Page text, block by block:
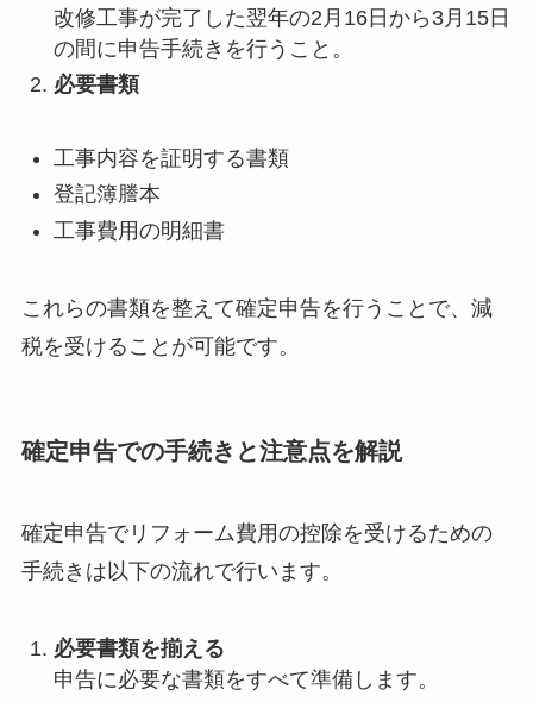
改修工事が完了した翌年の2月16日から3月15日
の間に申告手続きを行うこと。
必要書類
工事内容を証明する書類
登記簿謄本
工事費用の明細書
これらの書類を整えて確定申告を行うことで、減
税を受けることが可能です。
確定申告での手続きと注意点を解説
確定申告でリフォーム費用の控除を受けるための
手続きは以下の流れで行います。
必要書類を揃える
申告に必要な書類をすべて準備します。